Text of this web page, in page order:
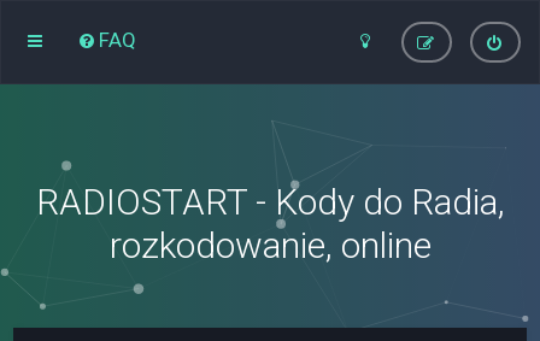
FAQ
RADIOSTART - Kody do Radia,
rozkodowanie, online